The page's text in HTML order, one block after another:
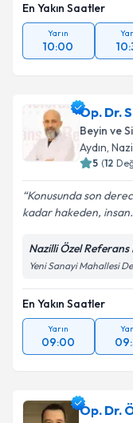
En Yakın Saatler
Yarın
10:00
Op. Dr.
Beyin ve
Aydın,
5 (12
Konusunda son
kadar hakeden,
Nazilli Özel Referans
Yeni Sanayi Mahallesi
En Yakın Saatler
Yarın
09:00
Op. Dr.